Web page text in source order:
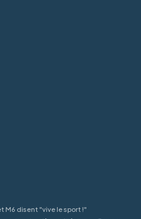
M6 disent "vive le sport !"